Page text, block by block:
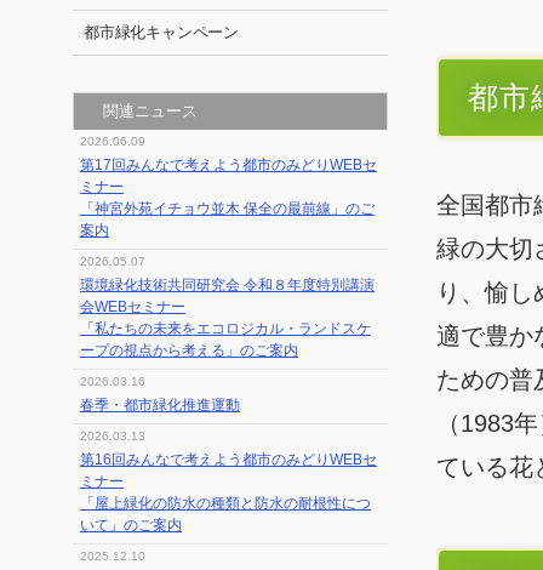
都市
全国都市
緑の大切
り、愉
適で豊か
ための普
（1983
ている花
都市緑化キャンペーン
関連ニュース
2026.06.09
第17回みんなで考えよう都市のみどりWEBセ
ミナー
「神宮外苑イチョウ並木 保全の最前線」のご
案内
2026.05.07
環境緑化技術共同研究会 令和８年度特別講演
会WEBセミナー
「私たちの未来をエコロジカル・ランドスケ
ープの視点から考える」のご案内
2026.03.16
春季・都市緑化推進運動
2026.03.13
第16回みんなで考えよう都市のみどりWEBセ
ミナー
「屋上緑化の防水の種類と防水の耐根性につ
いて」のご案内
2025.12.10